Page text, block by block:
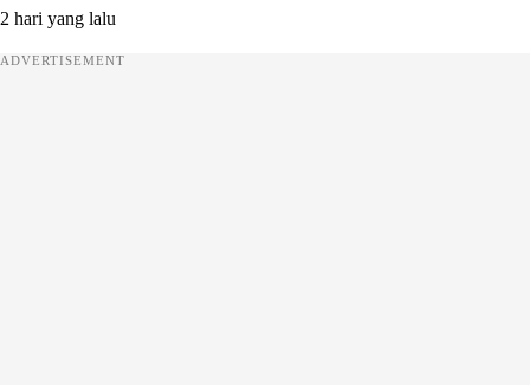
2 hari yang lalu
ADVERTISEMENT